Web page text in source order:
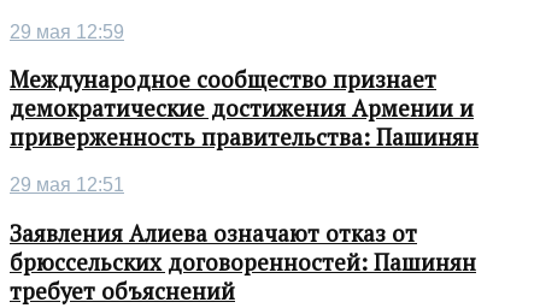
29 мая 12:59
Международное сообщество признает
демократические достижения Армении и
приверженность правительства: Пашинян
29 мая 12:51
Заявления Алиева означают отказ от
брюссельских договоренностей: Пашинян
требует объяснений